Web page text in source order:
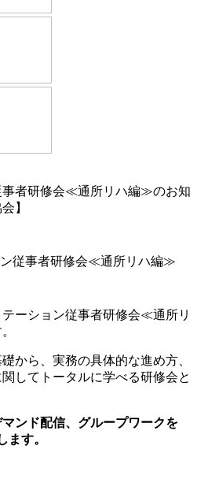
事者研修会≪通所リハ編≫のお知
】
従事者研修会≪通所リハ編≫
ーション従事者研修会≪通所リ
から、実務の具体的な進め方、
してトータルに学べる研修会と
ンド配信、グループワークを
ます。